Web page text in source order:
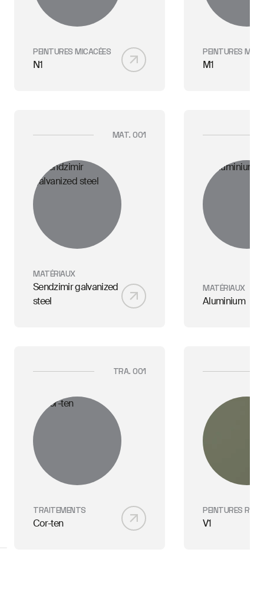
PEINTURES MICACÉES
N1
PEINTURES
M1
MAT. 001
MATÉRIAUX
Sendzimir galvanized
steel
MATÉRIAUX
Aluminium
TRA. 001
TRAITEMENTS
Cor-ten
PEINTURES RAL
V1